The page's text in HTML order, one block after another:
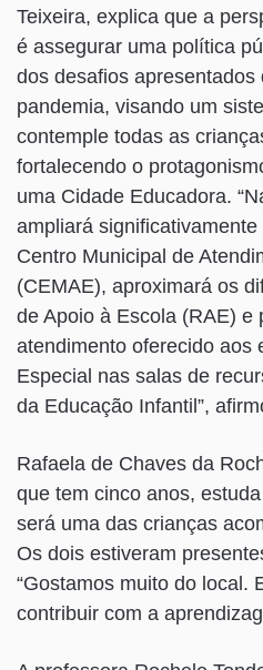
Teixeira, explica que a
é assegurar uma política
dos desafios apresentados
pandemia, visando um
contemple todas as
fortalecendo o
uma Cidade Educadora.
ampliará
Centro Municipal de
(CEMAE), aproximará os
de Apoio à Escola (RAE) e
atendimento oferecido aos
Especial nas salas de
da Educação Infantil”,
Rafaela de Chaves da
que tem cinco anos,
será uma das crianças
Os dois estiveram
“Gostamos muito do local.
contribuir com a